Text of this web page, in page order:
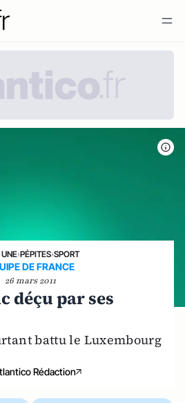
›PÉPITES›SPORT
DE FRANCE
26 mars 2011
déçu par ses
battu le Luxembourg
Rédaction